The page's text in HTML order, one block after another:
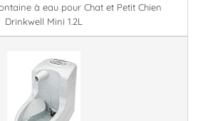
à eau pour Chat et Petit Chien
Drinkwell Mini 1.2L